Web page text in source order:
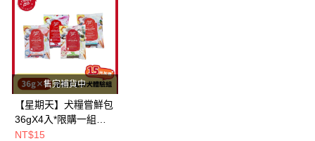
LINE Pay
Apple Pay
街口支付
悠遊付
Google Pay
售完補貨中
【星期天】犬糧嘗鮮包
36gX4入*限購一組｜
鱈+鮭+牛+羊（效期
NT$15